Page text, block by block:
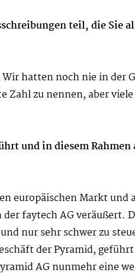
teil, die Sie
hatten noch nie in der
zu nennen, aber
und in diesem
europäischen Markt
faytech AG veräußert.
nur sehr schwer zu
der Pyramid,
AG nunmehr eine